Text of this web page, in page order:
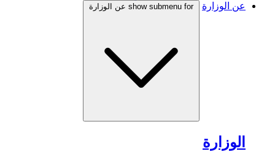
عن الوزارة
show submenu for عن الوزارة
الوزارة